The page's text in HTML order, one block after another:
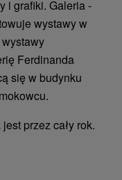
i grafiki. Galeria -
wystawy w
Ferdinanda
się w budynku
przez cały rok.